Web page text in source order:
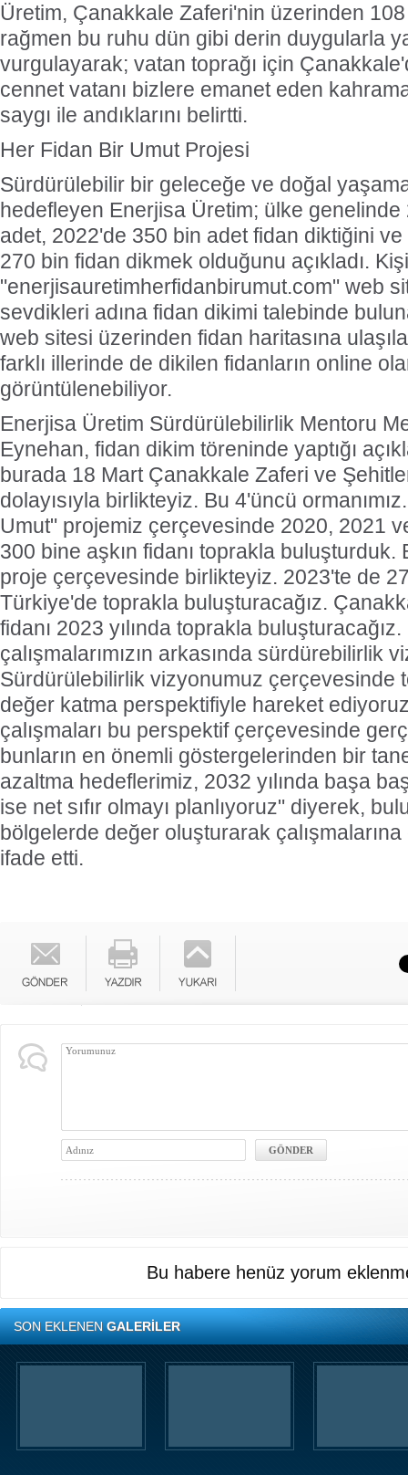
Üretim, Çanakkale Zaferi'nin üzerinden
rağmen bu ruhu dün gibi derin duygularla
vurgulayarak; vatan toprağı için
cennet vatanı bizlere emanet eden
saygı ile andıklarını belirtti.
Her Fidan Bir Umut Projesi
Sürdürülebilir bir geleceğe ve doğal
hedefleyen Enerjisa Üretim; ülke genelinde
adet, 2022'de 350 bin adet fidan diktiğini
270 bin fidan dikmek olduğunu açıkladı.
"enerjisauretimherfidanbirumut.com" web
sevdikleri adına fidan dikimi talebinde
web sitesi üzerinden fidan haritasına
farklı illerinde de dikilen fidanların online
görüntülenebiliyor.
Enerjisa Üretim Sürdürülebilirlik Mentoru
Eynehan, fidan dikim töreninde yaptığı
burada 18 Mart Çanakkale Zaferi ve
dolayısıyla birlikteyiz. Bu 4'üncü
Umut" projemiz çerçevesinde 2020, 2021
300 bine aşkın fidanı toprakla buluşturduk.
proje çerçevesinde birlikteyiz. 2023'te de
Türkiye'de toprakla buluşturacağız.
fidanı 2023 yılında toprakla
çalışmalarımızın arkasında sürdürebilirlik
Sürdürülebilirlik vizyonumuz çerçevesinde
değer katma perspektifiyle hareket
çalışmaları bu perspektif çerçevesinde
bunların en önemli göstergelerinden bir
azaltma hedeflerimiz, 2032 yılında başa
ise net sıfır olmayı planlıyoruz" diyerek,
bölgelerde değer oluşturarak
ifade etti.
Bu habere henüz yorum
SON EKLENENGALERİLER